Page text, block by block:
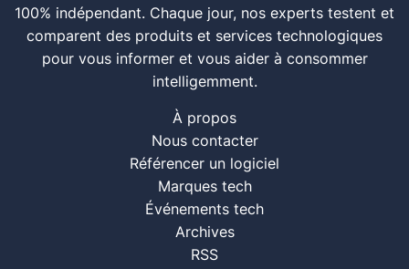
100% indépendant. Chaque jour, nos experts testent et
comparent des produits et services technologiques
pour vous informer et vous aider à consommer
intelligemment.
À propos
Nous contacter
Référencer un logiciel
Marques tech
Événements tech
Archives
RSS